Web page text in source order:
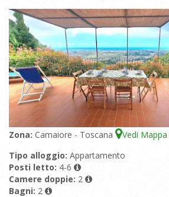
Zona: Camaiore - Toscana Vedi Mappa
Tipo alloggio: Appartamento
Posti letto: 4-6
Camere doppie: 2
Bagni: 2